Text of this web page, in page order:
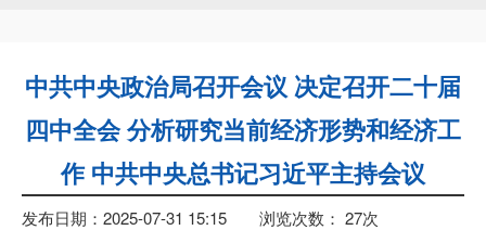
中共中央政治局召开会议 决定召开二十届
四中全会 分析研究当前经济形势和经济工
作 中共中央总书记习近平主持会议
发布日期：2025-07-31 15:15 浏览次数： 27次